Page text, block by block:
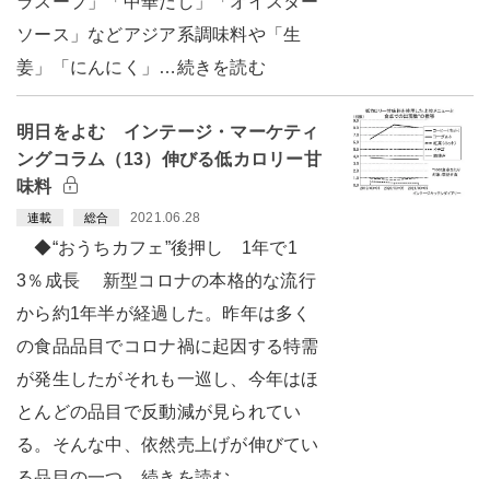
ソース」などアジア系調味料や「生
姜」「にんにく」…続きを読む
明日をよむ インテージ・マーケティ
ングコラム（13）伸びる低カロリー甘
味料
連載 総合 2021.06.28
◆“おうちカフェ”後押し 1年で1
3％成長 新型コロナの本格的な流行
から約1年半が経過した。昨年は多く
の食品品目でコロナ禍に起因する特需
が発生したがそれも一巡し、今年はほ
とんどの品目で反動減が見られてい
る。そんな中、依然売上げが伸びてい